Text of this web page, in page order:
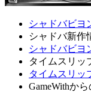
シャドバビヨ
シャドバ新作
シャドバビヨ
タイムスリッ
タイムスリッ
GameWithか